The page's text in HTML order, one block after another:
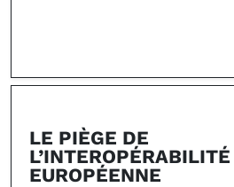
LE PIÈGE DE
L’INTEROPÉRABILITÉ
EUROPÉENNE